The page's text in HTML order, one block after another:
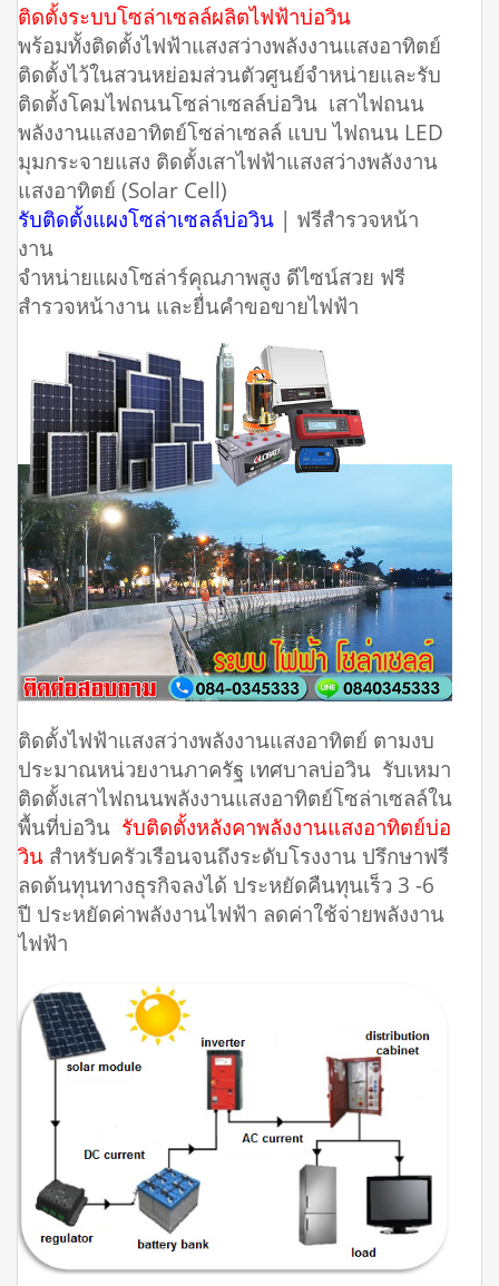
ติดตั้งระบบโซล่าเซลล์ผลิตไฟฟ้าบ่อวิน
พร้อมทั้งติดตั้งไฟฟ้าแสงสว่างพลังงานแสงอาทิตย์
ติดตั้งไว้ในสวนหย่อมส่วนตัวศูนย์จำหน่ายและรับ
ติดตั้งโคมไฟถนนโซล่าเซลล์บ่อวิน เสาไฟถนน
พลังงานแสงอาทิตย์โซล่าเซลล์ แบบ ไฟถนน LED
มุมกระจายแสง ติดตั้งเสาไฟฟ้าแสงสว่างพลังงาน
แสงอาทิตย์ (Solar Cell)
รับติดตั้งแผงโซล่าเซลล์บ่อวิน | ฟรีสำรวจหน้า
งาน
จำหน่ายแผงโซล่าร์คุณภาพสูง ดีไซน์สวย ฟรี
สำรวจหน้างาน และยื่นคำขอขายไฟฟ้า
ติดตั้งไฟฟ้าแสงสว่างพลังงานแสงอาทิตย์ ตามงบ
ประมาณหน่วยงานภาครัฐ เทศบาลบ่อวิน รับเหมา
ติดตั้งเสาไฟถนนพลังงานแสงอาทิตย์โซล่าเซลล์ใน
พื้นที่บ่อวิน รับติดตั้งหลังคาพลังงานแสงอาทิตย์บ่อ
วิน สำหรับครัวเรือนจนถึงระดับโรงงาน ปรึกษาฟรี
ลดต้นทุนทางธุรกิจลงได้ ประหยัดคืนทุนเร็ว 3 -6
ปี ประหยัดค่าพลังงานไฟฟ้า ลดค่าใช้จ่ายพลังงาน
ไฟฟ้า